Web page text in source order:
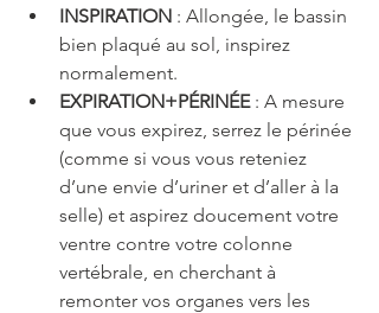
INSPIRATION : Allongée, le bassin
bien plaqué au sol, inspirez
normalement.
EXPIRATION+PÉRINÉE : A mesure
que vous expirez, serrez le périnée
(comme si vous vous reteniez
d’une envie d’uriner et d’aller à la
selle) et aspirez doucement votre
ventre contre votre colonne
vertébrale, en cherchant à
remonter vos organes vers les